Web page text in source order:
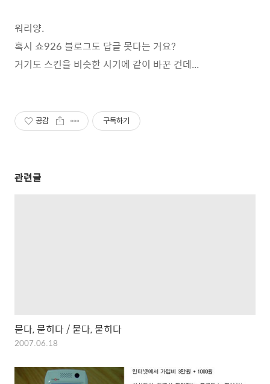
워리양.
혹시 쇼926 블로그도 답글 못다는 거요?
거기도 스킨을 비슷한 시기에 같이 바꾼 건데...
공감 구독하기
관련글
묻다, 묻히다 / 뭍다, 뭍히다
2007.06.18